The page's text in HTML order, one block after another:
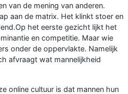
van de mening van anderen.
aan de matrix. Het klinkt stoer en
het eerste gezicht lijkt het
en competitie. Maar wie
onder de oppervlakte. Namelijk
afvraagt wat mannelijkheid
online cultuur is dat mannen hun